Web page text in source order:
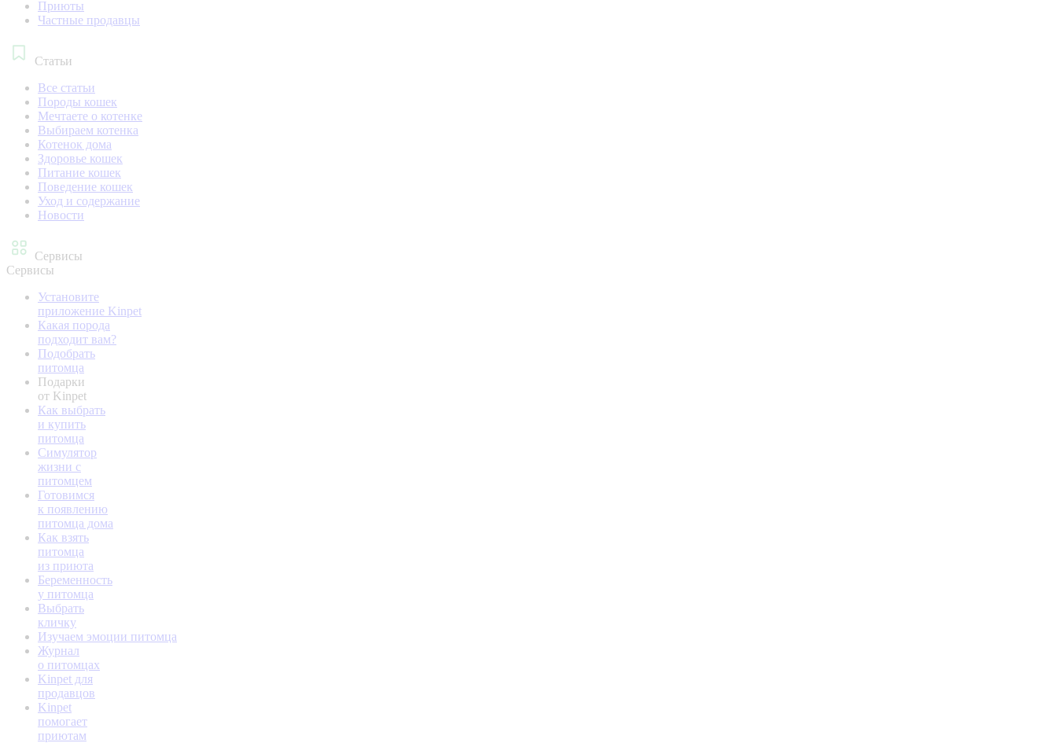
Приюты
Частные продавцы
Статьи
Все статьи
Породы кошек
Мечтаете о котенке
Выбираем котенка
Котенок дома
Здоровье кошек
Питание кошек
Поведение кошек
Уход и содержание
Новости
Сервисы
Сервисы
Установите
приложение Kinpet
Какая порода
подходит вам?
Подобрать
питомца
Подарки
от Kinpet
Как выбрать
и купить
питомца
Симулятор
жизни с
питомцем
Готовимся
к появлению
питомца дома
Как взять
питомца
из приюта
Беременность
у питомца
Выбрать
кличку
Изучаем эмоции питомца
Журнал
о питомцах
Kinpet для
продавцов
Kinpet
помогает
приютам